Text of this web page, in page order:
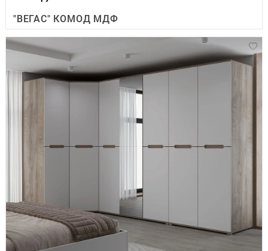
"ВЕГАС" КОМОД МДФ